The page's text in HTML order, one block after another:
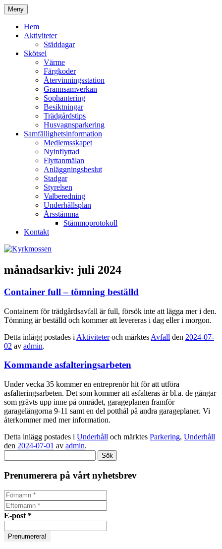
Hoppa
till
innehåll
Kyrkmossen
Meny
Hem
Aktiviteter
Städdagar
Skötsel
Värme
Färgkoder
Återvinningsstation
Grannsamverkan
Sophantering
Besiktningar
Trädgårdstips
Husvagnsparkering
Samfällighetsinformation
Medlemsskapet
Nyinflyttad
Flyttanmälan
Anläggningsbeslut
Stadgar
Styrelsen
Valberedning
Underhållsplan
Årsstämma
Stämmoprotokoll
Kontakt
månadsarkiv: juli 2024
Container full – tömning beställd
Containern för trädgårdsavfall är full, försök inte att lägga mer i den.
Tömning är beställd och kommer att levereras i dag eller i morgon.
Detta inlägg postades i Aktiviteteroch märktes Avfall den 2024-07-
02 av admin.
Kommande asfalteringsarbeten
Under vecka 35 kommer en entreprenör hit för att utföra
asfalteringsarbeten. Det som kommer att asfalteras är bl.a. de gångar
som grävts upp inne på området, garageplanen framför
garagelängorna 9-11 samt en del potthål på andra garageplaner. Vi
återkommer med mer information.
Detta inlägg postades i Underhåll och märktes Parkering, Underhåll
den 2024-07-01 av admin.
efter:
Prenumerera på vårt nyhetsbrev
E-post*